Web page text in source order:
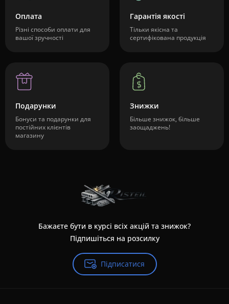
Оплата
Різні способи оплати для
вашої зручності
Гарантія якості
Тільки якісна та
сертифікована продукція
Подарунки
Бонуси та подарунки для
постійних клієнтів
магазину
Знижки
Більше знижок, більше
заощаджень!
Бажаєте бути в курсі всіх акцій та знижок?
Підпишіться на розсилку
Підписатися